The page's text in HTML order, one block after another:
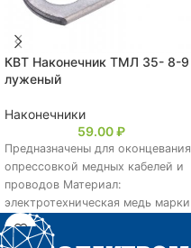
КВТ Наконечник ТМЛ 35- 8-9
луженый
Наконечники
59.00₽
Предназначены для оконцевания
опрессовкой медных кабелей и
проводов Материал:
электротехническая медь марки
М2 Покрытие:
электролитическое лужение